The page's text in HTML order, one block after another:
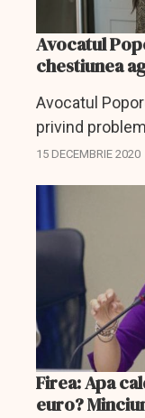
Avocatul
chestiunea
Avocatul
privind
Capitală,
15 DECEMBRIE 2020
Firea: Apa
euro?